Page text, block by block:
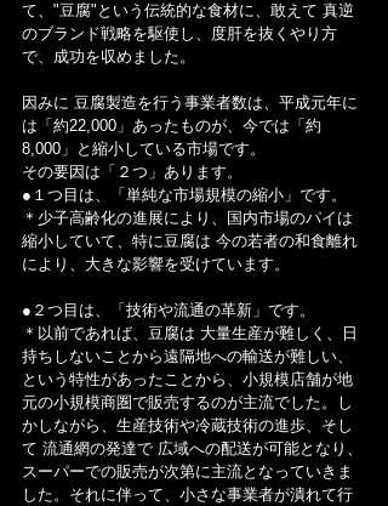
て、"豆腐"という伝統的な食材に、敢えて 真逆
のブランド戦略を駆使し、度肝を抜くやり方
で、成功を収めました。
因みに 豆腐製造を行う事業者数は、平成元年に
は「約22,000」あったものが、今では「約
8,000」と縮小している市場です。
その要因は「２つ」あります。
●１つ目は、「単純な市場規模の縮小」です。
＊少子高齢化の進展により、国内市場のパイは
縮小していて、特に豆腐は 今の若者の和食離れ
により、大きな影響を受けています。
●２つ目は、「技術や流通の革新」です。
＊以前であれば、豆腐は 大量生産が難しく、日
持ちしないことから遠隔地への輸送が難しい、
という特性があったことから、小規模店舗が地
元の小規模商圏で販売するのが主流でした。し
かしながら、生産技術や冷蔵技術の進歩、そし
て 流通網の発達で 広域への配送が可能となり、
スーパーでの販売が次第に主流となっていきま
した。それに伴って、小さな事業者が潰れて行